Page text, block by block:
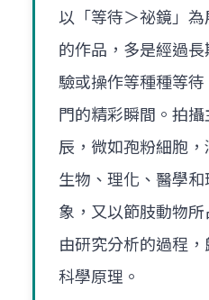
以「等待＞祕鏡」
的作品，多是經過
驗或操作等種種等
門的精彩瞬間。拍
辰，微如孢粉細胞，
生物、理化、醫學
象，又以節肢動物
由研究分析的過程
科學原理。